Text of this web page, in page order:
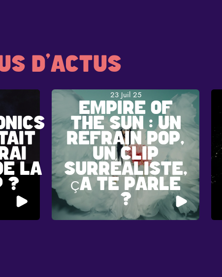
D'ACTUS
LA
?
23 Juil 25
EMPIRE OF
THE SUN : UN
REFRAIN POP,
UN CLIP
SURRÉALISTE,
ÇA TE PARLE
?